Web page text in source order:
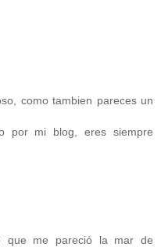
como tambien pareces un
por mi blog, eres siempre
que me pareció la mar de